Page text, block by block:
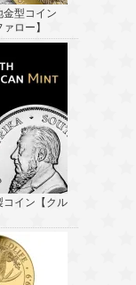
金型コイン
ロー】
コイン【クル